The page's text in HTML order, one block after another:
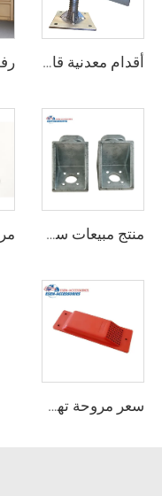
أقدام معدنية قابلة للتعديل لتسوية حاويات الشحن الثقيلة من 75 مم حتى 260 مم بسعة تحمل 12000 كجم
منتج مبيعات ساخنة معدات ربط حاوية الزاوية القفل
سعر مروحة تهوية الحاويات مروحة عادم حاويات الشحن